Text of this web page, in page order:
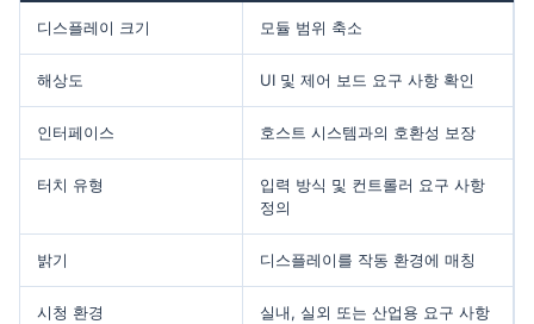
디스플레이 크기 모듈 범위 축소
해상도 UI 및 제어 보드 요구 사항 확인
인터페이스 호스트 시스템과의 호환성 보장
터치 유형
입력 방식 및 컨트롤러 요구 사항
정의
밝기 디스플레이를 작동 환경에 매칭
시청 환경
실내, 실외 또는 산업용 요구 사항